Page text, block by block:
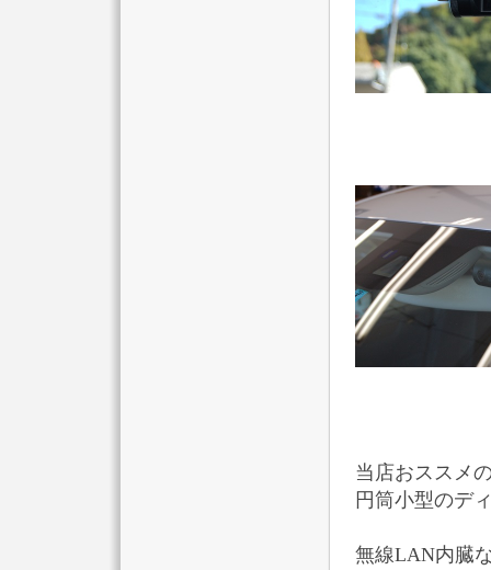
当店おススメ
円筒小型のデ
無線LAN内臓